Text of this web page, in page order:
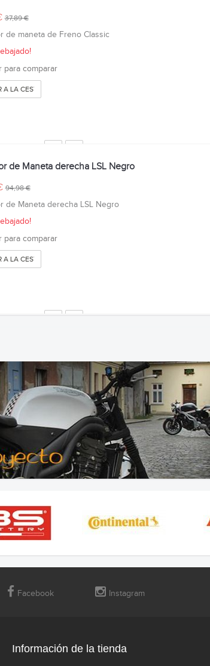
37,89 €
de maneta de Freno Classic
para comparar
A LA CESTA
de Maneta derecha LSL Negro
94,98 €
de Maneta derecha LSL Negro
para comparar
A LA CESTA
Facebook Instagram
Información de la tienda